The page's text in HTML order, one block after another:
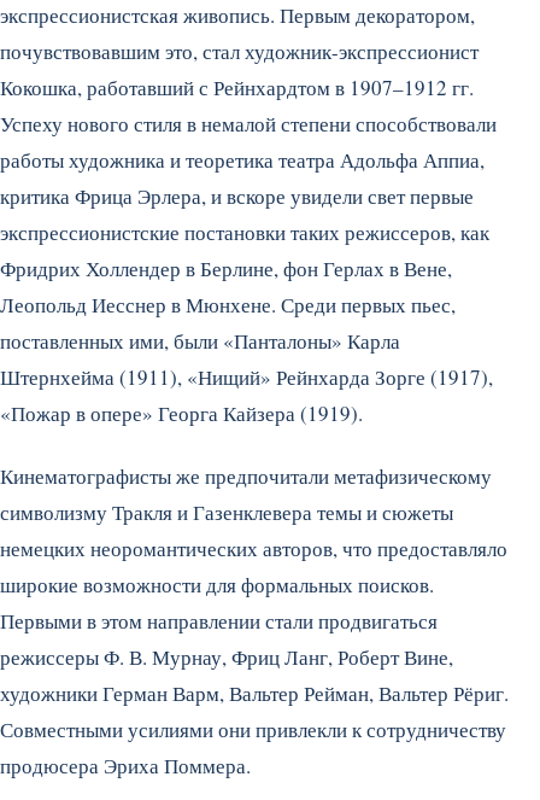
экспрессионистская живопись. Первым декоратором,
почувствовавшим это, стал художник-экспрессионист
Кокошка, работавший с Рейнхардтом в 1907–1912 гг.
Успеху нового стиля в немалой степени способствовали
работы художника и теоретика театра Адольфа Аппиа,
критика Фрица Эрлера, и вскоре увидели свет первые
экспрессионистские постановки таких режиссеров, как
Фридрих Холлендер в Берлине, фон Герлах в Вене,
Леопольд Иесснер в Мюнхене. Среди первых пьес,
поставленных ими, были «Панталоны» Карла
Штернхейма (1911), «Нищий» Рейнхарда Зорге (1917),
«Пожар в опере» Георга Кайзера (1919).
Кинематографисты же предпочитали метафизическому
символизму Тракля и Газенклевера темы и сюжеты
немецких неоромантических авторов, что предоставляло
широкие возможности для формальных поисков.
Первыми в этом направлении стали продвигаться
режиссеры Ф. В. Мурнау, Фриц Ланг, Роберт Вине,
художники Герман Варм, Вальтер Рейман, Вальтер Рёриг.
Совместными усилиями они привлекли к сотрудничеству
продюсера Эриха Поммера.